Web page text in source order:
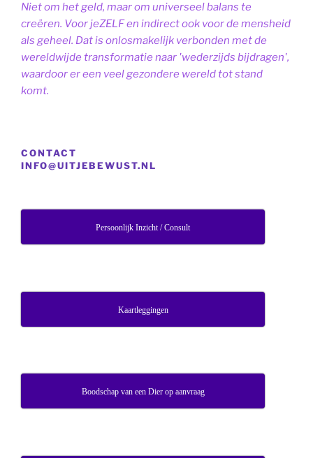
Niet om het geld, maar om universeel balans te
creëren. Voor jeZELF en indirect ook voor de mensheid
als geheel. Dat is onlosmakelijk verbonden met de
wereldwijde transformatie naar 'wederzijds bijdragen',
waardoor er een veel gezondere wereld tot stand
komt.
CONTACT
INFO@UITJEBEWUST.NL
Persoonlijk Inzicht / Consult
Kaartleggingen
Boodschap van een Dier op aanvraag